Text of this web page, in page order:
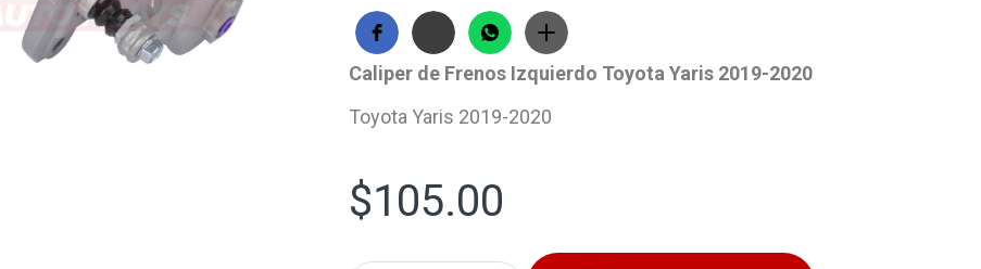
Caliper de Frenos Izquierdo Toyota Yaris 2019-2020
Toyota Yaris 2019-2020
$105.00